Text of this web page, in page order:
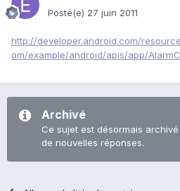
Posté(e) 27 juin 2011
http://developer.android.com/
om/example/android/apis/app/
Archivé
Ce sujet est désormais
de nouvelles réponses.